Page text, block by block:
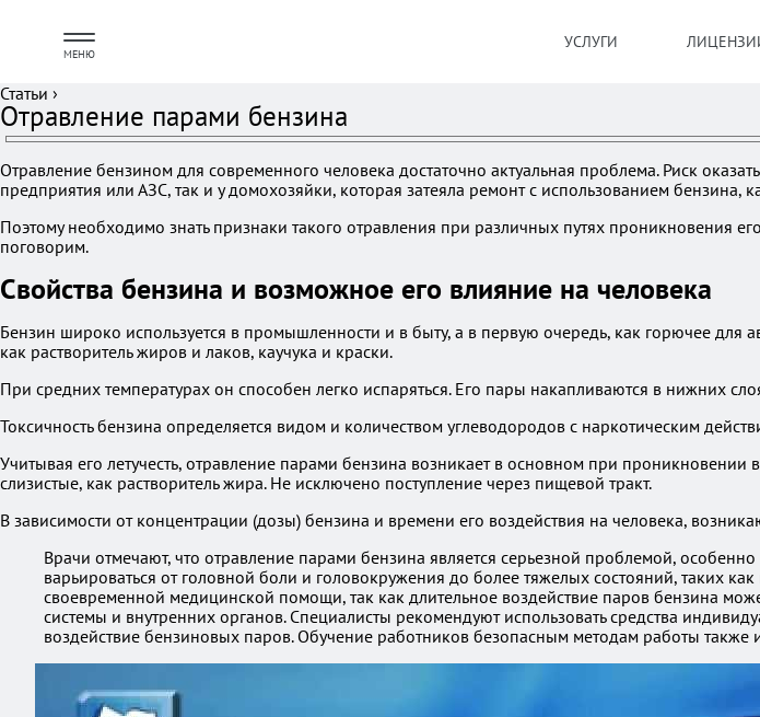
МЕНЮ
УСЛУГИ
Статьи ›
Отравление парами бензина
Отравление бензином для современного человека достаточно актуальная проблема. Риск
предприятия или АЗС, так и у домохозяйки, которая затеяла ремонт с использованием бензина,
Поэтому необходимо знать признаки такого отравления при различных путях проникновения
поговорим.
Свойства бензина и возможное его влияние на человека
Бензин широко используется в промышленности и в быту, а в первую очередь, как горючее для
как растворитель жиров и лаков, каучука и краски.
При средних температурах он способен легко испаряться. Его пары накапливаются в нижних
Токсичность бензина определяется видом и количеством углеводородов с наркотическим
Учитывая его летучесть, отравление парами бензина возникает в основном при
слизистые, как растворитель жира. Не исключено поступление через пищевой тракт.
В зависимости от концентрации (дозы) бензина и времени его воздействия на человека,
Врачи отмечают, что отравление парами бензина является серьезной проблемой,
варьироваться от головной боли и головокружения до более тяжелых состояний, таких
своевременной медицинской помощи, так как длительное воздействие паров бензина
системы и внутренних органов. Специалисты рекомендуют использовать средства
воздействие бензиновых паров. Обучение работников безопасным методам работы также